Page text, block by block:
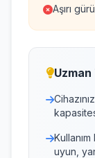
Aşırı
uyun,